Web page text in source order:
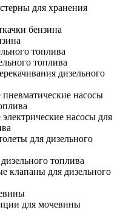
для хранения
бензина
топлива
топлива
дизельного
насосы
насосы для
для дизельного
топлива
клапаны для дизельного
для мочевины